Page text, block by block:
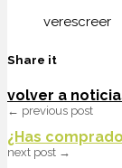
verescreer
Share it
volver a
← previous post
¿Has
next post →